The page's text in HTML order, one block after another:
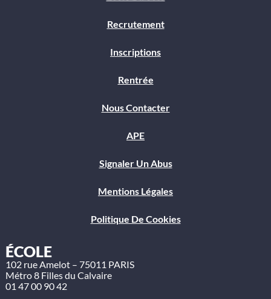
Recrutement
Inscriptions
Rentrée
Nous Contacter
APE
Signaler Un Abus
Mentions Légales
Politique De Cookies
ÉCOLE
102 rue Amelot – 75011 PARIS
Métro 8 Filles du Calvaire
01 47 00 90 42